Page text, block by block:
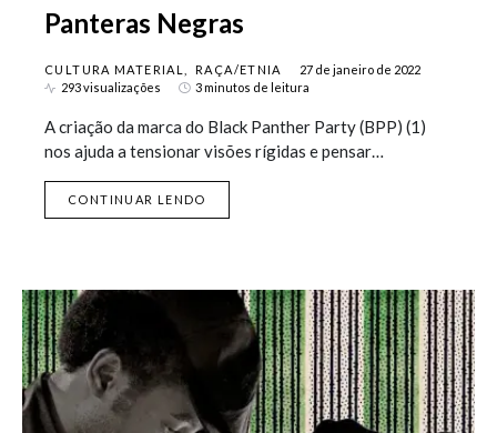
Panteras Negras
CULTURA MATERIAL RAÇA/ETNIA
27 de janeiro de 2022
293 visualizações
3 minutos de leitura
A criação da marca do Black Panther Party (BPP) (1)
nos ajuda a tensionar visões rígidas e pensar…
CONTINUAR LENDO